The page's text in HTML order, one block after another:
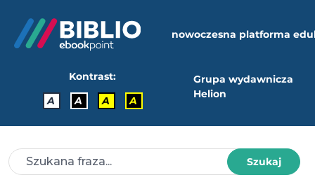
nowoczesna platforma
Kontrast:
A
A A A
Grupa wydawnicza
Helion
Szukaj